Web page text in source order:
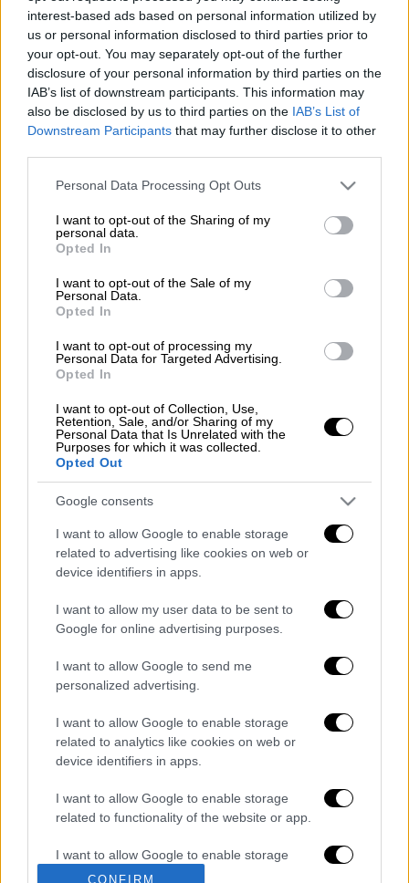
interest-based ads based on personal information utilized by
us or personal information disclosed to third parties prior to
your opt-out. You may separately opt-out of the further
disclosure of your personal information by third parties on the
IAB’s list of downstream participants. This information may
also be disclosed by us to third parties on the IAB’s List of
Downstream Participants that may further disclose it to other
Please note that this website/app uses one or more Google
not limited to your visit or usage behaviour. You may click to
grant or deny consent to Google and its third-party tags to
use your data for below specified purposes in below Google
consent section.
Personal Data Processing Opt Outs
I want to opt-out of the Sharing of my
personal data.
Opted In
I want to opt-out of the Sale of my
Personal Data.
Opted In
I want to opt-out of processing my
Personal Data for Targeted Advertising.
Opted In
I want to opt-out of Collection, Use,
Retention, Sale, and/or Sharing of my
Personal Data that Is Unrelated with the
Purposes for which it was collected.
Opted Out
Google consents
I want to allow Google to enable storage
related to advertising like cookies on web or
device identifiers in apps.
I want to allow my user data to be sent to
Google for online advertising purposes.
I want to allow Google to send me
personalized advertising.
I want to allow Google to enable storage
related to analytics like cookies on web or
device identifiers in apps.
I want to allow Google to enable storage
related to functionality of the website or app.
I want to allow Google to enable storage
related to personalization.
CONFIRM
Προσθέστε το ΕΘΝΟΣ στη Google
Συναγερμός σήμανε το απόγευμα της
Δευτέρας στηνΠυροσβεστική, καθώς
εκδηλώθηκεφωτιάσε διαμέρισμα στη
Γλυφάδα
Σύμφωνα μάλιστα με τις
ανασύρθηκε νεκρή.
πυρκαγιά
Μυστρά, ενώ η 85χρονη γυναίκα βρέθηκε
στην κρεβατοκάμαρά της.
διαγράφονται
καταχώρηση
Διαβάστε ακόμη
τις φωτιές στη Δυτική Αττική - Οι
εκτάσεις που κάηκαν και η επόμενη μέρα
του δάσους
που έκρυβε ο γιος του στον καταψύκτη -
«Τον αγαπούσε παθολογικά»
Το βαρύ τίμημα της υπογεννητικότητας: 11
σχολεία λιγότερα τη νέα σχολική χρονιά
στα Δωδεκάνησα